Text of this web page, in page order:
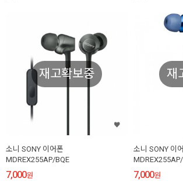
재고확보중
소니 SONY 이어폰
MDREX255AP/BQE
7,000원
재
소니 SONY 이
7,000원